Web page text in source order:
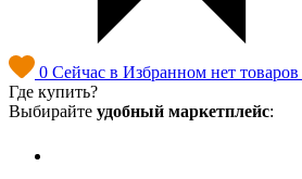
0 Сейчас в Избранном нет товаров
Где купить?
Выбирайте удобный маркетплейс: